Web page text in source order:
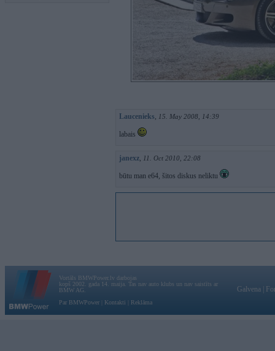
Laucenieks, 15. May 2008, 14:39
labais
janexz, 11. Oct 2010, 22:08
būtu man e64, šitos diskus neliktu
Vortāls BMWPower.lv darbojas
kopš 2002. gada 14. maija. Tas nav auto klubs un nav saistīts ar
BMW AG.
Par BMWPower
Kontakti Reklāma
Galvena